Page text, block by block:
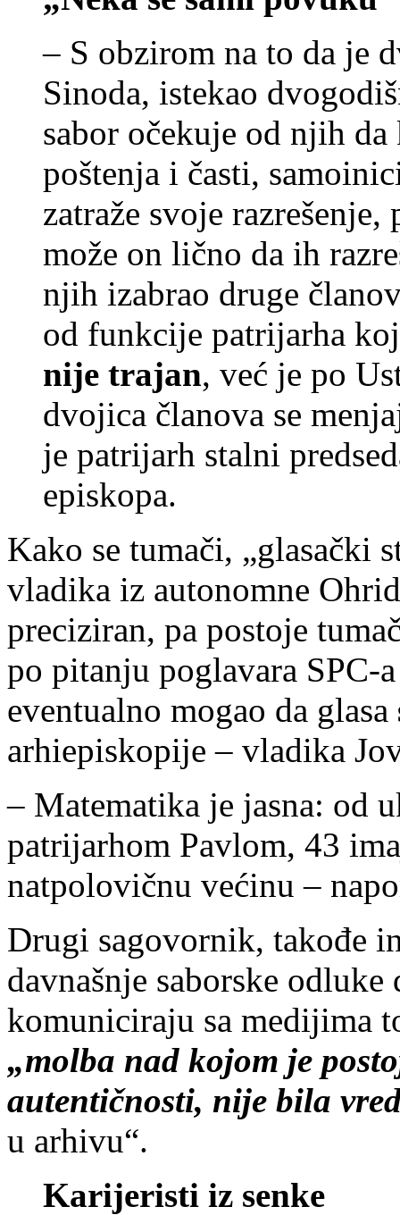
– S obzirom na to da je
Sinoda, istekao
sabor očekuje od njih
poštenja i časti,
zatraže svoje
može on lično da ih
njih izabrao druge
od funkcije patrijarha
nije trajan, već je po
dvojica članova se
je patrijarh stalni
episkopa.
Kako se tumači, „glasački
vladika iz autonomne
preciziran, pa postoje
po pitanju poglavara SPC-
eventualno mogao da glasa
arhiepiskopije – vladika
– Matematika je jasna: od
patrijarhom Pavlom, 43
natpolovičnu većinu –
Drugi sagovornik, takođe
davnašnje saborske
komuniciraju sa medijima
„molba nad kojom je
autentičnosti, nije bila
u arhivu“.
Karijeristi iz senke